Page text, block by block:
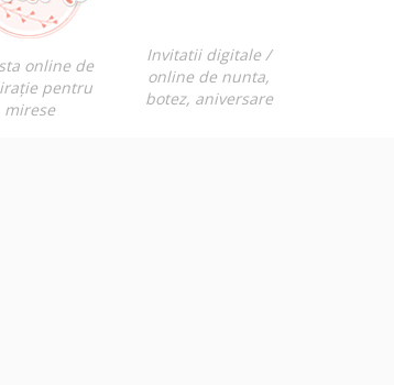
online de
pentru
mirese
Invitatii digitale /
online de nunta,
botez, aniversare